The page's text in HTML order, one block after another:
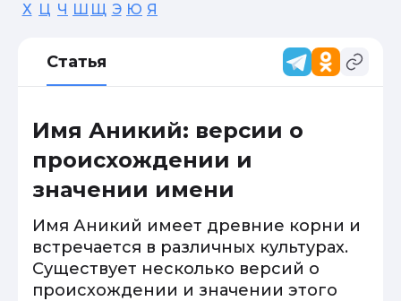
Х Ц Ч Ш Щ Э Ю Я
Статья
Имя Аникий: версии о
происхождении и
значении имени
Имя Аникий имеет древние корни и
встречается в различных культурах.
Существует несколько версий о
происхождении и значении этого